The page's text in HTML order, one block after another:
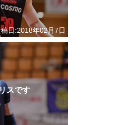
日:2018年02月7日
スです